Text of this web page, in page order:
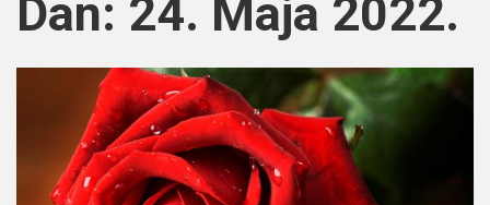
Dan: 24. Maja 2022.